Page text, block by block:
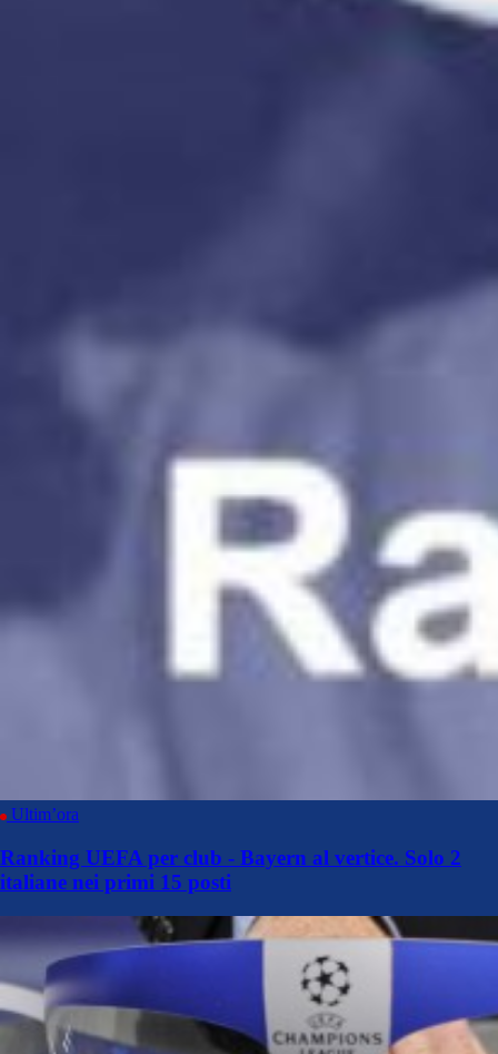
Ultim’ora
Ranking UEFA per club - Bayern al vertice. Solo 2
italiane nei primi 15 posti